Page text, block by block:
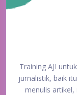
Training AJI
jurnalistik, baik
menulis artikel,